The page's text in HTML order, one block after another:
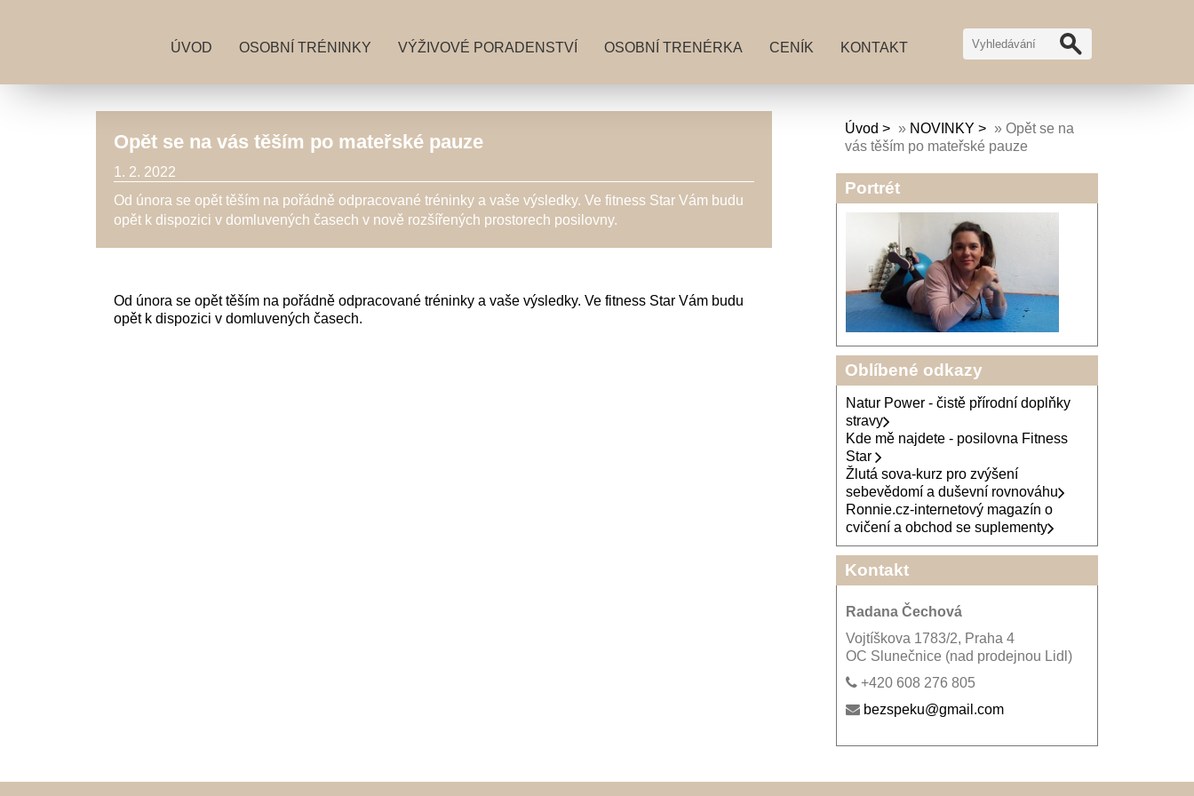
ÚVOD OSOBNÍ TRÉNINKY VÝŽIVOVÉ PORADENSTVÍ OSOBNÍ TRENÉRKA CENÍK KONTAKT
Opět se na vás těším po mateřské pauze
1. 2. 2022
Od února se opět těším na pořádně odpracované tréninky a vaše výsledky. Ve fitness Star Vám budu
opět k dispozici v domluvených časech v nově rozšířených prostorech posilovny.
Od února se opět těším na pořádně odpracované tréninky a vaše výsledky. Ve fitness Star Vám budu
opět k dispozici v domluvených časech.
Úvod » NOVINKY » Opět se na
vás těším po mateřské pauze
Portrét
Oblíbené odkazy
Natur Power - čistě přírodní doplňky
stravy
Kde mě najdete - posilovna Fitness
Star
Žlutá sova-kurz pro zvýšení
sebevědomí a duševní rovnováhu
Ronnie.cz-internetový magazín o
cvičení a obchod se suplementy
Kontakt
Radana Čechová
Vojtíškova 1783/2, Praha 4
OC Slunečnice (nad prodejnou Lidl)
+420 608 276 805
bezspeku@gmail.com